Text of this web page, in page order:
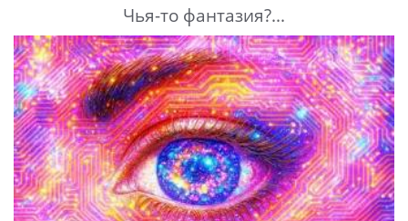
Чья-то фантазия?...